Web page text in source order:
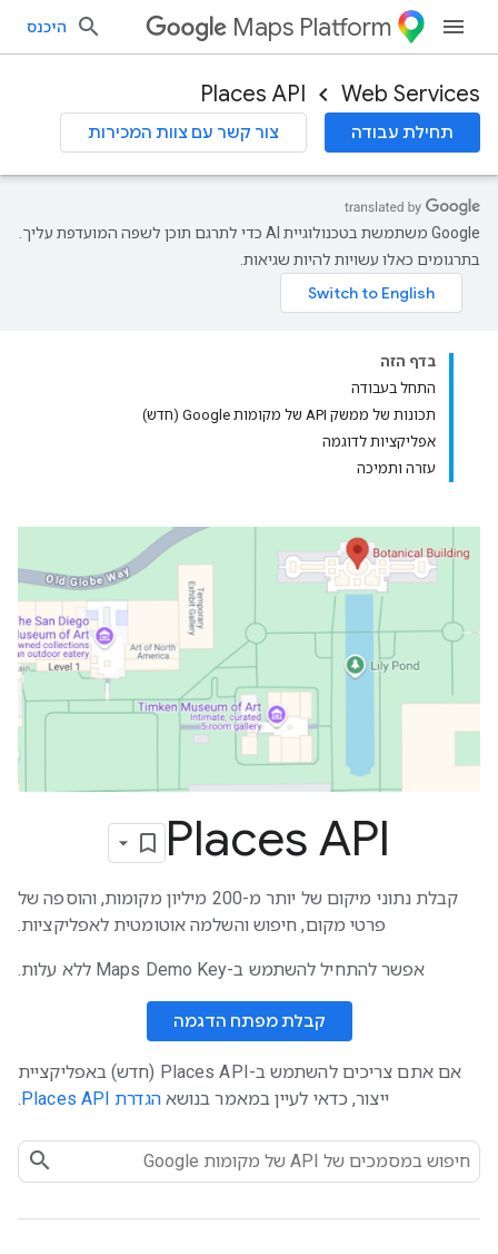
Maps Platform היכנס
Web Services
Places API
תחילת עבודה צור קשר עם צוות המכירות
‫Google משתמשת בטכנולוגיית AI כדי לתרגם תוכן לשפה המועדפת עליך.
בתרגומים כאלו עשויות להיות שגיאות.
בדף הזה
התחל בעבודה
תכונות של ממשק API של מקומות Google (חדש)
אפליקציות לדוגמה
עזרה ותמיכה
Places API
קבלת נתוני מיקום של יותר מ-200 מיליון מקומות, והוספה של
פרטי מקום, חיפוש והשלמה אוטומטית לאפליקציות.
אפשר להתחיל להשתמש ב-Maps Demo Key ללא עלות.
קבלת מפתח הדגמה
אם אתם צריכים להשתמש ב-Places API (חדש) באפליקציית
ייצור, כדאי לעיין במאמר בנושאהגדרת Places API .